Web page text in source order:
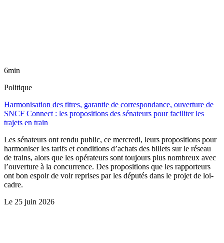
6min
Politique
Harmonisation des titres, garantie de correspondance, ouverture de
SNCF Connect : les propositions des sénateurs pour faciliter les
trajets en train
Les sénateurs ont rendu public, ce mercredi, leurs propositions pour
harmoniser les tarifs et conditions d’achats des billets sur le réseau
de trains, alors que les opérateurs sont toujours plus nombreux avec
l’ouverture à la concurrence. Des propositions que les rapporteurs
ont bon espoir de voir reprises par les députés dans le projet de loi-
cadre.
Le 25 juin 2026